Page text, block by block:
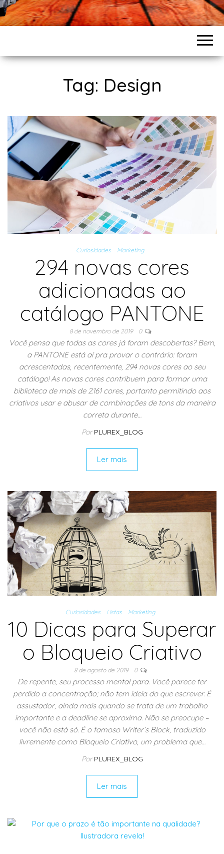
Tag: Design
Curiosidades Marketing
294 novas cores
adicionadas ao
catálogo PANTONE
8 de novembro de 2019 0
Você pensa que todas as cores já foram descobertas? Bem,
a PANTONE está aí pra provar o contrário: foram
acrescentadas, recentemente, 294 novas cores ao seu
catálogo! As novas cores contribuem para formar uma
biblioteca de mais de 2.161 cores, portanto permitindo aos
criativos usar e abusar de combinações de tons da maneira
correta durante…
Por PLUREX_BLOG
Ler mais
Curiosidades Listas Marketing
10 Dicas para Superar
o Bloqueio Criativo
8 de agosto de 2019 0
De repente, seu processo mental para. Você parece ter
perdido a concentração; não tem ideia do que escrever. É
assustador, ainda mais quando se trata de um trabalho
importante e a deadline se aproxima. Não se preocupe –
você não está só. É o famoso Writer’s Block, traduzido
livremente como Bloqueio Criativo, um problema que…
Por PLUREX_BLOG
Ler mais